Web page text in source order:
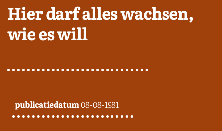
Hier darf alles wachsen,
wie es will
publicatiedatum08-08-1981